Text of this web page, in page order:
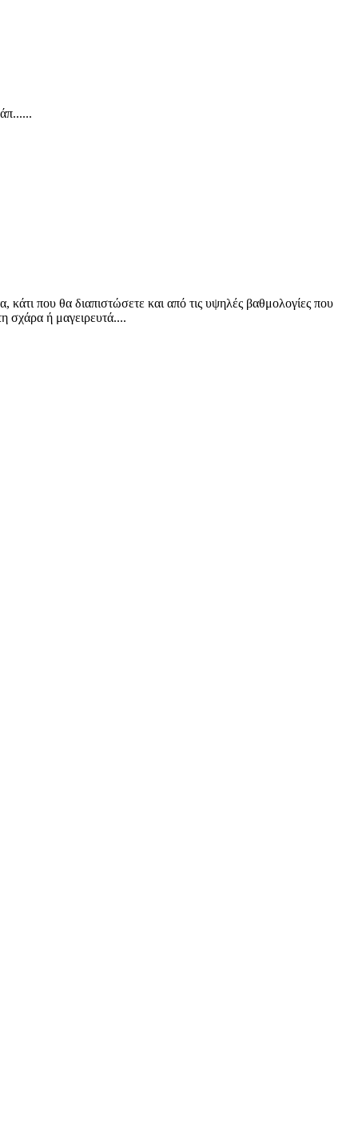
κάτι που θα διαπιστώσετε και από τις υψηλές βαθμολογίες που
σχάρα ή μαγειρευτά....